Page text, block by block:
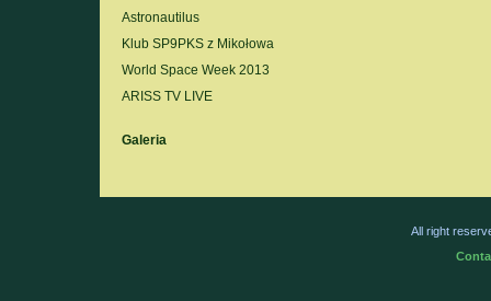
Astronautilus
Klub SP9PKS z Mikołowa
World Space Week 2013
ARISS TV LIVE
Galeria
All right